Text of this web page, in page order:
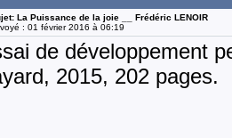
La Puissance de la joie __ Frédéric LENOIR
: 01 février 2016 à 06:19
de développement
2015, 202 pages.